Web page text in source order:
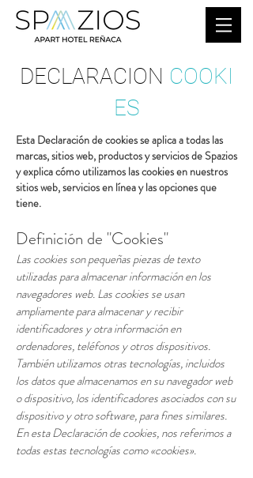
DECLARACION COOKI
ES
Esta Declaración de cookies se aplica a todas las
marcas, sitios web, productos y servicios de Spazios
y explica cómo utilizamos las cookies en nuestros
sitios web, servicios en línea y las opciones que
tiene.
Definición de "Cookies"
Las cookies son pequeñas piezas de texto
utilizadas para almacenar información en los
navegadores web. Las cookies se usan
ampliamente para almacenar y recibir
identificadores y otra información en
ordenadores, teléfonos y otros dispositivos.
También utilizamos otras tecnologías, incluidos
los datos que almacenamos en su navegador web
o dispositivo, los identificadores asociados con su
dispositivo y otro software, para fines similares.
En esta Declaración de cookies, nos referimos a
todas estas tecnologías como «cookies».